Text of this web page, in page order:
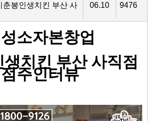
춘봉인생치킨 부산 사
06.10 9476
소자본창업
생치킨 부산 사직점
점주인터뷰